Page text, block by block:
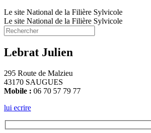
Le site National de la Filière Sylvicole
Le site National de la Filière Sylvicole
Lebrat Julien
295 Route de Malzieu
43170 SAUGUES
Mobile : 06 70 57 79 77
lui ecrire